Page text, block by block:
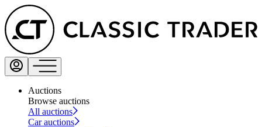
Auctions
Browse auctions
All auctions
Car auctions